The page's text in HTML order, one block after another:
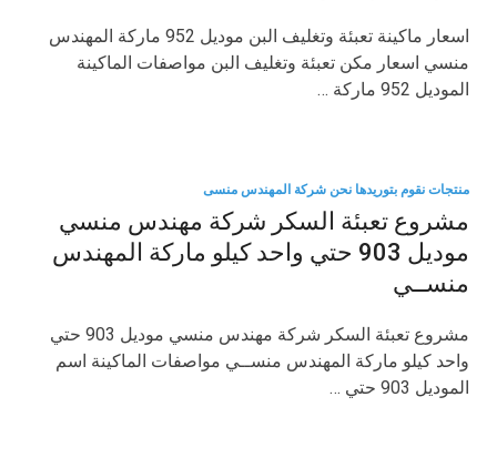
اسعار ماكينة تعبئة وتغليف البن موديل 952 ماركة المهندس
منسي اسعار مكن تعبئة وتغليف البن مواصفات الماكينة
الموديل 952 ماركة …
منتجات نقوم بتوريدها نحن شركة المهندس منسى
مشروع تعبئة السكر شركة مهندس منسي
موديل 903 حتي واحد كيلو ماركة المهندس
منســي
مشروع تعبئة السكر شركة مهندس منسي موديل 903 حتي
واحد كيلو ماركة المهندس منســي مواصفات الماكينة اسم
الموديل 903 حتي …